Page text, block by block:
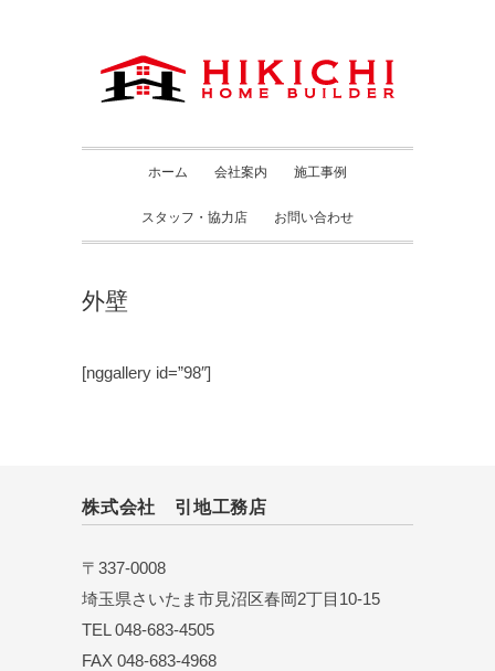
ホーム 会社案内 施工事例
スタッフ・協力店 お問い合わせ
外壁
[nggallery id=”98″]
株式会社 引地工務店
〒337-0008
埼玉県さいたま市見沼区春岡2丁目10-15
TEL 048-683-4505
FAX 048-683-4968